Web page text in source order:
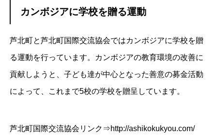
カンボジアに学校を贈る運動
芦北町と芦北町国際交流協会ではカンボジアに学校を贈
る運動を行っています。カンボジアの教育環境の改善に
貢献しようと、子ども達が中心となった善意の募金活動
によって、これまで5校の学校を贈呈しています。
芦北町国際交流協会リンク⇒http://ashikokukyou.com/